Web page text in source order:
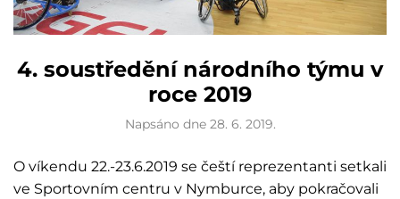
4. soustředění národního týmu v
roce 2019
Napsáno dne 28. 6. 2019.
O víkendu 22.-23.6.2019 se čeští reprezentanti setkali
ve Sportovním centru v Nymburce, aby pokračovali